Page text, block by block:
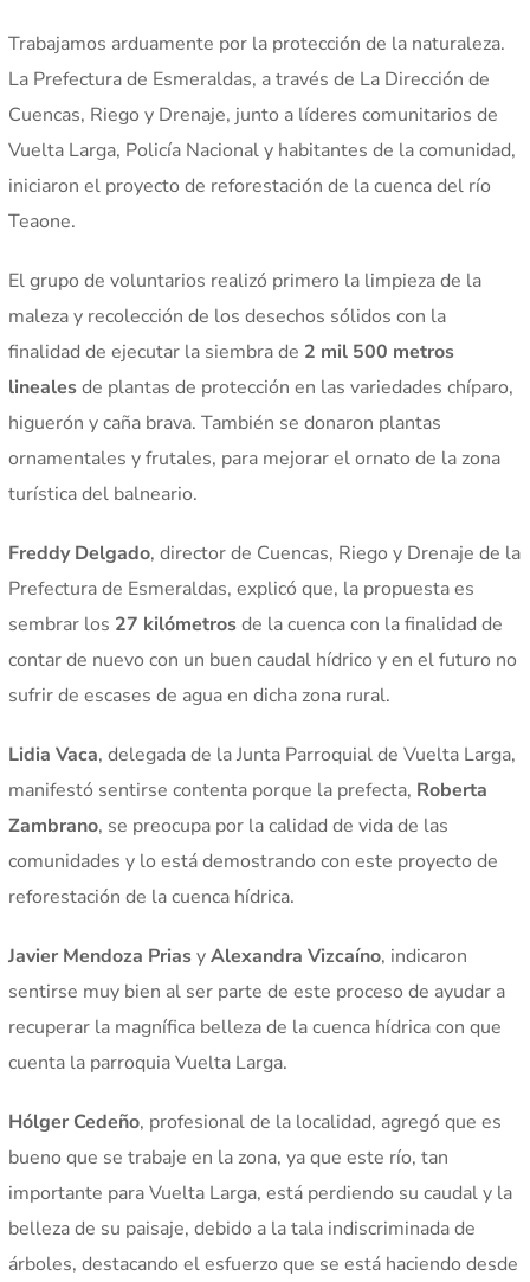
Trabajamos arduamente por la protección de la naturaleza.
La Prefectura de Esmeraldas, a través de La Dirección de
Cuencas, Riego y Drenaje, junto a líderes comunitarios de
Vuelta Larga, Policía Nacional y habitantes de la comunidad,
iniciaron el proyecto de reforestación de la cuenca del río
Teaone.
El grupo de voluntarios realizó primero la limpieza de la
maleza y recolección de los desechos sólidos con la
finalidad de ejecutar la siembra de 2 mil 500 metros
linealesde plantas de protección en las variedades chíparo,
higuerón y caña brava. También se donaron plantas
ornamentales y frutales, para mejorar el ornato de la zona
turística del balneario.
Freddy Delgado, director de Cuencas, Riego y Drenaje de la
Prefectura de Esmeraldas, explicó que, la propuesta es
sembrar los 27 kilómetrosde la cuenca con la finalidad de
contar de nuevo con un buen caudal hídrico y en el futuro no
sufrir de escases de agua en dicha zona rural.
Lidia Vaca, delegada de la Junta Parroquial de Vuelta Larga,
manifestó sentirse contenta porque la prefecta, Roberta
Zambrano, se preocupa por la calidad de vida de las
comunidades y lo está demostrando con este proyecto de
reforestación de la cuenca hídrica.
Javier Mendoza PriasyAlexandra Vizcaíno, indicaron
sentirse muy bien al ser parte de este proceso de ayudar a
recuperar la magnífica belleza de la cuenca hídrica con que
cuenta la parroquia Vuelta Larga.
Hólger Cedeño, profesional de la localidad, agregó que es
bueno que se trabaje en la zona, ya que este río, tan
importante para Vuelta Larga, está perdiendo su caudal y la
belleza de su paisaje, debido a la tala indiscriminada de
árboles, destacando el esfuerzo que se está haciendo desde